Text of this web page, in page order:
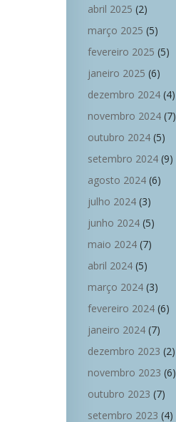
abril 2025 (2)
março 2025 (5)
fevereiro 2025 (5)
janeiro 2025 (6)
dezembro 2024 (4)
novembro 2024 (7)
outubro 2024 (5)
setembro 2024 (9)
agosto 2024 (6)
julho 2024 (3)
junho 2024 (5)
maio 2024 (7)
abril 2024 (5)
março 2024 (3)
fevereiro 2024 (6)
janeiro 2024 (7)
dezembro 2023 (2)
novembro 2023 (6)
outubro 2023 (7)
setembro 2023 (4)